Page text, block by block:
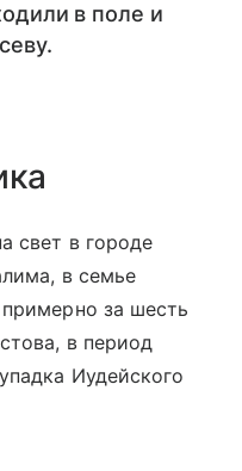
в поле и
свет в городе
в семье
за шесть
в период
Иудейского